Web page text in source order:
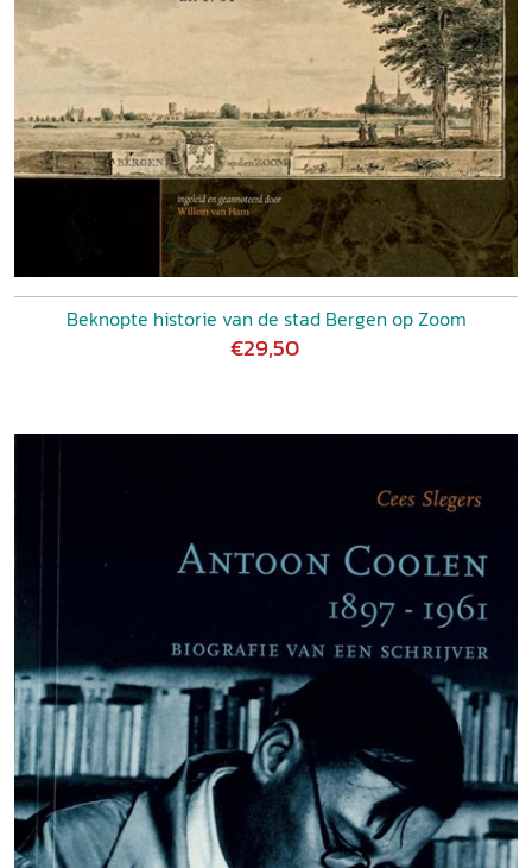
Beknopte historie van de stad Bergen op Zoom
€29,50